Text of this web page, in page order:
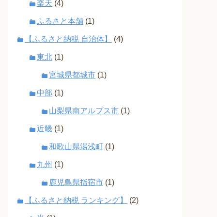
楽天 (4)
ふるさと本舗 (1)
【ふるさと納税 自治体】 (4)
東北 (1)
宮城県都城市 (1)
中部 (1)
山梨県南アルプス市 (1)
近畿 (1)
和歌山県湯浅町 (1)
九州 (1)
鹿児島県指宿市 (1)
【ふるさと納税 ランキング】 (2)